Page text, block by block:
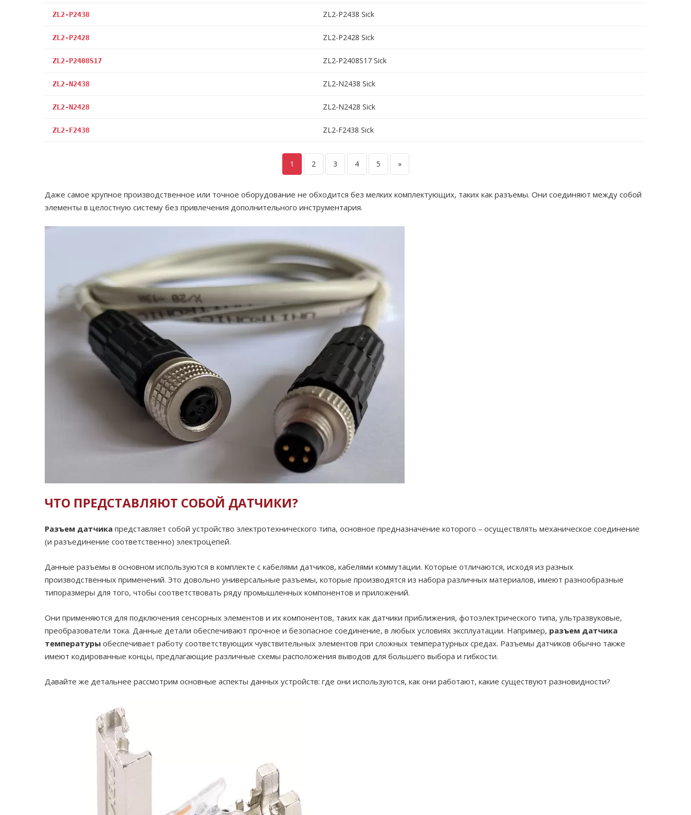
ZL2-P2438 ZL2-P2438 Sick
ZL2-P2428 ZL2-P2428 Sick
ZL2-P2408S17 ZL2-P2408S17 Sick
ZL2-N2438 ZL2-N2438 Sick
ZL2-N2428 ZL2-N2428 Sick
ZL2-F2438 ZL2-F2438 Sick
1 2 3 4 5 »
Даже самое крупное производственное или точное оборудование не обходится без мелких комплектующих, таких как разъемы. Они соединяют между собой
элементы в целостную систему без привлечения дополнительного инструментария.
ЧТО ПРЕДСТАВЛЯЮТ СОБОЙ ДАТЧИКИ?
Разъем датчика представляет собой устройство электротехнического типа, основное предназначение которого – осуществлять механическое соединение
(и разъединение соответственно) электроцепей.
Данные разъемы в основном используются в комплекте с кабелями датчиков, кабелями коммутации. Которые отличаются, исходя из разных
производственных применений. Это довольно универсальные разъемы, которые производятся из набора различных материалов, имеют разнообразные
типоразмеры для того, чтобы соответствовать ряду промышленных компонентов и приложений.
Они применяются для подключения сенсорных элементов и их компонентов, таких как датчики приближения, фотоэлектрического типа, ультразвуковые,
преобразователи тока. Данные детали обеспечивают прочное и безопасное соединение, в любых условиях эксплуатации. Например, разъем датчика
температуры обеспечивает работу соответствующих чувствительных элементов при сложных температурных средах. Разъемы датчиков обычно также
имеют кодированные концы, предлагающие различные схемы расположения выводов для большего выбора и гибкости.
Давайте же детальнее рассмотрим основные аспекты данных устройств: где они используются, как они работают, какие существуют разновидности?